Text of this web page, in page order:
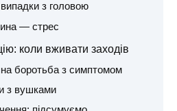
випадки з головою
— стрес
коли вживати заходів
боротьба з симптомом
з вушками